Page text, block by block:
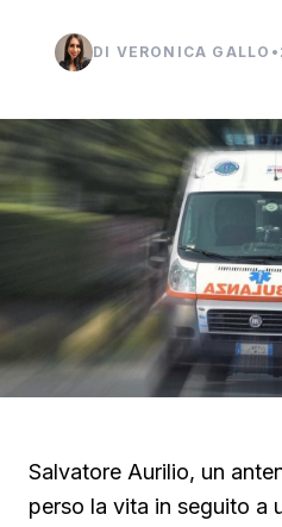
DI VERONICA GALLO •
Salvatore Aurilio, un
perso la vita in seguito a